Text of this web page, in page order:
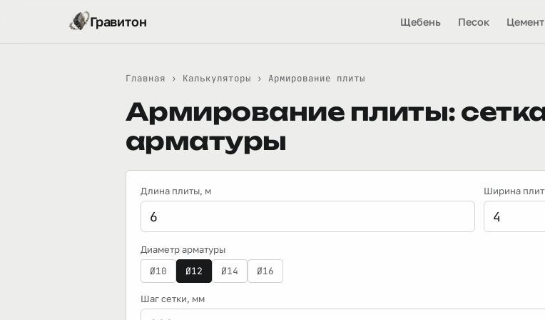
Гравитон Щебень Песок Цемент
Главная › Калькуляторы › Армирование плиты
Армирование плиты:
арматуры
Длина плиты, м Ширина
Диаметр арматуры
Ø10 Ø12 Ø14 Ø16
Шаг сетки, мм